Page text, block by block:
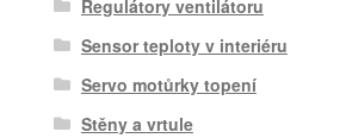
Regulátory ventilátoru
Sensor teploty v interiéru
Servo motůrky topení
Stěny a vrtule